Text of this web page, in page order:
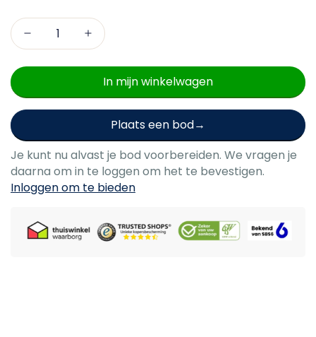
In mijn winkelwagen
Plaats een bod
Je kunt nu alvast je bod voorbereiden. We vragen je
daarna om in te loggen om het te bevestigen.
Inloggen om te bieden